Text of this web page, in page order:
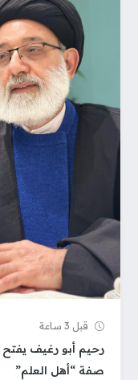
قبل 3 ساعة
رحيم أبو رغيف
صفة “أهل العلم”